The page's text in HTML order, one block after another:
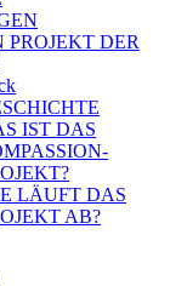
PROJEKT DER
IST DAS
LÄUFT DAS
AB?